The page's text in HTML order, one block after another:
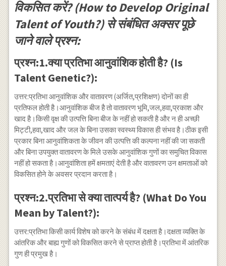
विकसित करें? (How to Develop Original
Talent of Youth?) से संबंधित अक्सर पूछे
जाने वाले प्रश्न:
प्रश्न:1.क्या प्रतिभा आनुवांशिक होती है? (Is
Talent Genetic?):
उत्तर:प्रतिभा आनुवांशिक और वातावरण (अर्जित,प्रशिक्षण) दोनों का ही
प्रतिफल होती है।आनुवांशिक बीज है तो वातावरण भूमि,जल,हवा,प्रकाश और
खाद है।किसी वृक्ष की उत्पत्ति बिना बीज के नहीं हो सकती है और न ही अच्छी
मिट्टी,हवा,खाद और जल के बिना उसका स्वस्थ्य विकास ही संभव है।ठीक इसी
प्रकार बिना आनुवांशिकता के जीवन की उत्पत्ति की कल्पना नहीं की जा सकती
और बिना उपयुक्त वातावरण के मिले उसके आनुवांशिक गुणों का समुचित विकास
नहीं हो सकता है।आनुवांशिता हमें क्षमताएं देती है और वातावरण उन क्षमताओं को
विकसित होने के अवसर प्रदान करता है।
प्रश्न:2.प्रतिभा से क्या तात्पर्य है? (What Do You
Mean by Talent?):
उत्तर:प्रतिभा किसी कार्य विशेष को करने के संबंध में दक्षता है।दक्षता व्यक्ति के
आंतरिक और बाह्य गुणों को विकसित करने से प्राप्त होती है।प्रतिभा में आंतरिक
गुण ही प्रमुख है।